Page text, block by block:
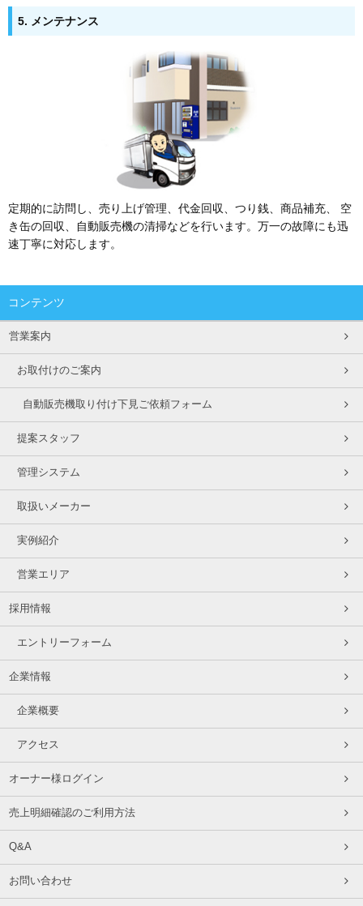
5. メンテナンス
定期的に訪問し、売り上げ管理、代金回収、つり銭、商品補充、
空
き缶の回収、自動販売機の清掃などを行います。万一の故障にも迅
速丁寧に対応します。
コンテンツ
営業案内
お取付けのご案内
自動販売機取り付け下見ご依頼フォーム
提案スタッフ
管理システム
取扱いメーカー
実例紹介
営業エリア
採用情報
エントリーフォーム
企業情報
企業概要
アクセス
オーナー様ログイン
売上明細確認のご利用方法
Q&A
お問い合わせ